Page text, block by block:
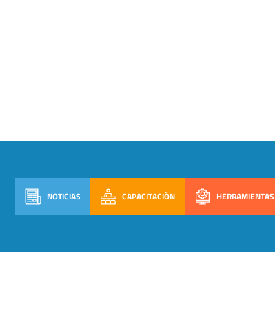
NOTICIAS CAPACITACIÓN HERRAMIENTAS